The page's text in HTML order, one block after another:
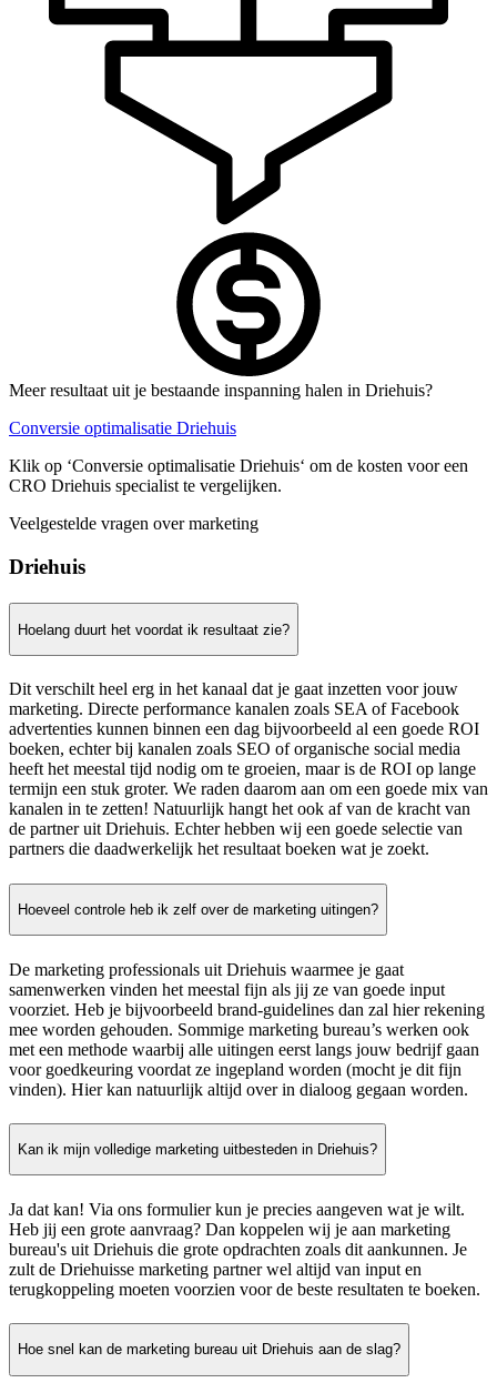
Meer resultaat uit je bestaande inspanning halen in Driehuis?
Conversie optimalisatie Driehuis
Klik op ‘Conversie optimalisatie Driehuis‘ om de kosten voor een
CRO Driehuis specialist te vergelijken.
Veelgestelde vragen over marketing
Driehuis
Hoelang duurt het voordat ik resultaat zie?
Dit verschilt heel erg in het kanaal dat je gaat inzetten voor jouw
marketing. Directe performance kanalen zoals SEA of Facebook
advertenties kunnen binnen een dag bijvoorbeeld al een goede ROI
boeken, echter bij kanalen zoals SEO of organische social media
heeft het meestal tijd nodig om te groeien, maar is de ROI op lange
termijn een stuk groter. We raden daarom aan om een goede mix van
kanalen in te zetten! Natuurlijk hangt het ook af van de kracht van
de partner uit Driehuis. Echter hebben wij een goede selectie van
partners die daadwerkelijk het resultaat boeken wat je zoekt.
Hoeveel controle heb ik zelf over de marketing uitingen?
De marketing professionals uit Driehuis waarmee je gaat
samenwerken vinden het meestal fijn als jij ze van goede input
voorziet. Heb je bijvoorbeeld brand-guidelines dan zal hier rekening
mee worden gehouden. Sommige marketing bureau’s werken ook
met een methode waarbij alle uitingen eerst langs jouw bedrijf gaan
voor goedkeuring voordat ze ingepland worden (mocht je dit fijn
vinden). Hier kan natuurlijk altijd over in dialoog gegaan worden.
Kan ik mijn volledige marketing uitbesteden in Driehuis?
Ja dat kan! Via ons formulier kun je precies aangeven wat je wilt.
Heb jij een grote aanvraag? Dan koppelen wij je aan marketing
bureau's uit Driehuis die grote opdrachten zoals dit aankunnen. Je
zult de Driehuisse marketing partner wel altijd van input en
terugkoppeling moeten voorzien voor de beste resultaten te boeken.
Hoe snel kan de marketing bureau uit Driehuis aan de slag?